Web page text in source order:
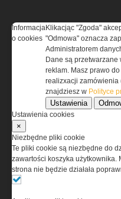
REGULAMIN
Regulamin określa
www.special-ops.pl
Korzystanie z portalu
przez Grupa MEDIUM
odpowiedzialnością
0000537655, NIP
(zwana dalej Grupa
Informacja
o cookies
Klikacjąc "Zgoda"
"Odmowa" oznacza
Administratorem
Dane są
reklam. Masz prawo
realizxacji zamówienia
znajdziesz w Polityce
Ustawienia
Ustawienia cookies
×
Niezbędne pliki cookie
Te pliki cookie są niezbędne do
zawartości koszyka użytkownika.
strona nie będzie działała